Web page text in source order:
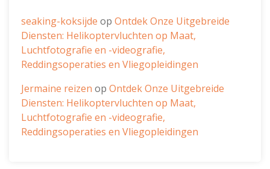
seaking-koksijde op Ontdek Onze Uitgebreide
Diensten: Helikoptervluchten op Maat,
Luchtfotografie en -videografie,
Reddingsoperaties en Vliegopleidingen
Jermaine reizen op Ontdek Onze Uitgebreide
Diensten: Helikoptervluchten op Maat,
Luchtfotografie en -videografie,
Reddingsoperaties en Vliegopleidingen